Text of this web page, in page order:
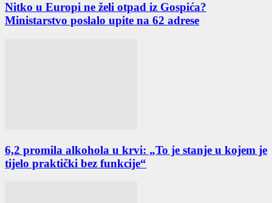
Nitko u Europi ne želi otpad iz Gospića?
Ministarstvo poslalo upite na 62 adrese
6,2 promila alkohola u krvi: „To je stanje u kojem je
tijelo praktički bez funkcije“